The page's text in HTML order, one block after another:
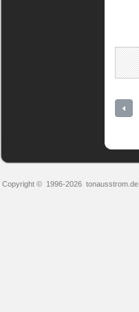
Copyright © 1996-2026 tonausstrom.de